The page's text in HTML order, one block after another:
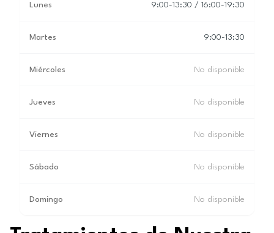
Lunes 9:00-13:30 / 16:00-19:30
Martes 9:00-13:30
Miércoles No disponible
Jueves No disponible
Viernes No disponible
Sábado No disponible
Domingo No disponible